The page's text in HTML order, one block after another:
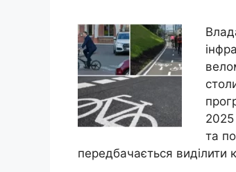
2025
та
передбачається виділити